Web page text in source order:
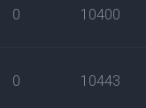
0 10400
0 10443